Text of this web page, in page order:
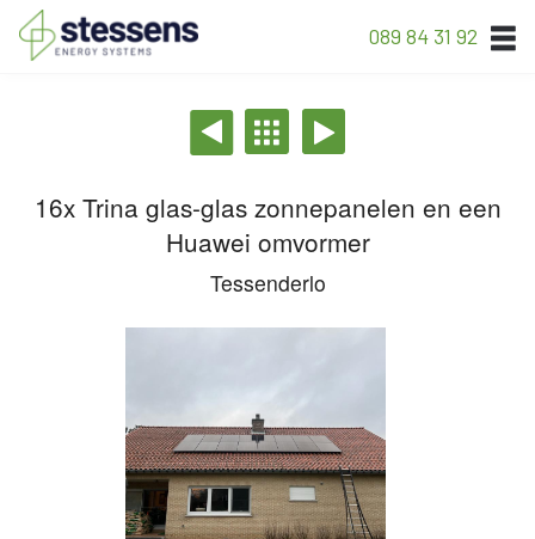
089 84 31 92
16x Trina glas-glas zonnepanelen en een
Huawei omvormer
Tessenderlo